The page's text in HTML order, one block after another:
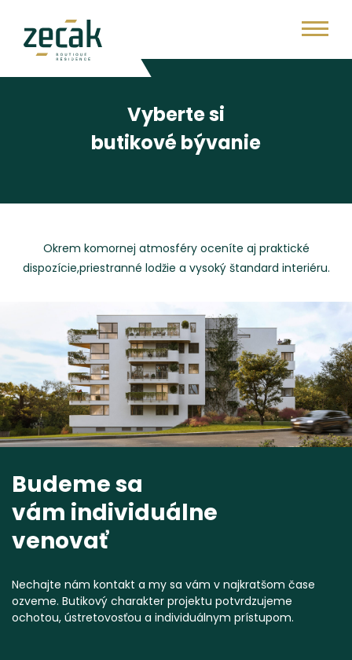
Vyberte si
butikové bývanie
Okrem komornej atmosféry oceníte aj praktické
dispozície,priestranné lodžie a vysoký štandard interiéru.
Budeme sa
vám individuálne
venovať
Nechajte nám kontakt a my sa vám v najkratšom čase
ozveme. Butikový charakter projektu potvrdzujeme
ochotou, ústretovosťou a individuálnym prístupom.